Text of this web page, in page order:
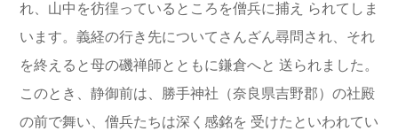
れ、山中を彷徨っているところを僧兵に捕え
られてしま
います。義経の行き先についてさんざん尋問され、それ
を終えると母の磯禅師とともに鎌倉へと 送られました。
このとき、静御前は、勝手神社（奈良県吉野郡）の社殿
の前で舞い、僧兵たちは深く感銘を 受けたといわれてい